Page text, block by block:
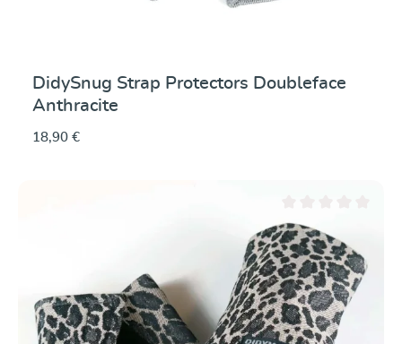
DidySnug Strap Protectors Doubleface
Anthracite
18,90 €
Note moyenne de 0